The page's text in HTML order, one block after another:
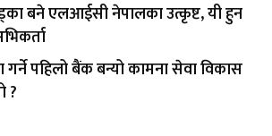
बने एलआईसी नेपालका उत्कृष्ट, यी हुन
पहिलो बैंक बन्यो कामना सेवा विकास
?